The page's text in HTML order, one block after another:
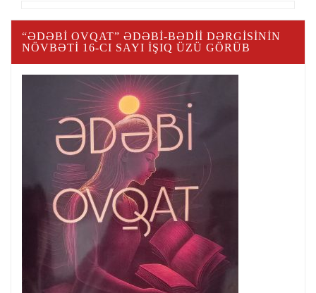
“ƏDƏBİ OVQAT” ƏDƏBI-BƏDII DƏRGISININ
NÖVBƏTI 16-CI SAYI IŞIQ ÜZÜ GÖRÜB